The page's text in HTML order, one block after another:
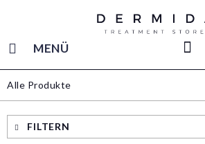
MENÜ
Alle Produkte
FILTERN